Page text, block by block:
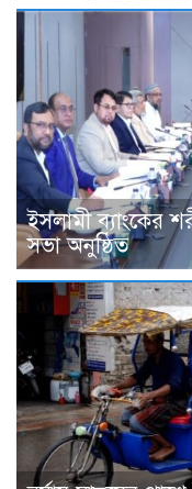
ইসলামী ব্যাংকের
সভা অনুষ্ঠিত